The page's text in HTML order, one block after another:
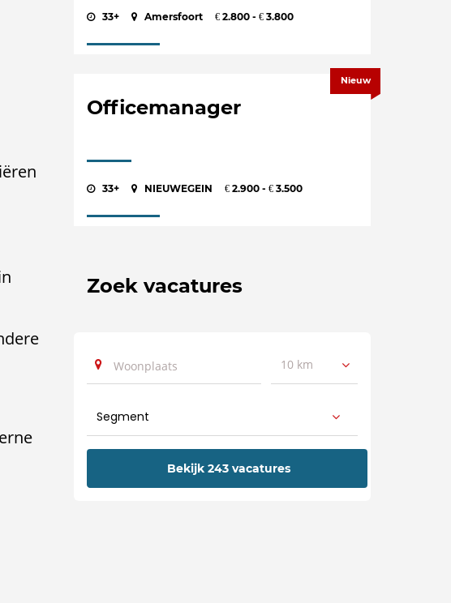
33+ Amersfoort € 2.800 - € 3.800
Officemanager
33+ NIEUWEGEIN € 2.900 - € 3.500
Nieuw
Zoek vacatures
10 km
Bekijk 243 vacatures